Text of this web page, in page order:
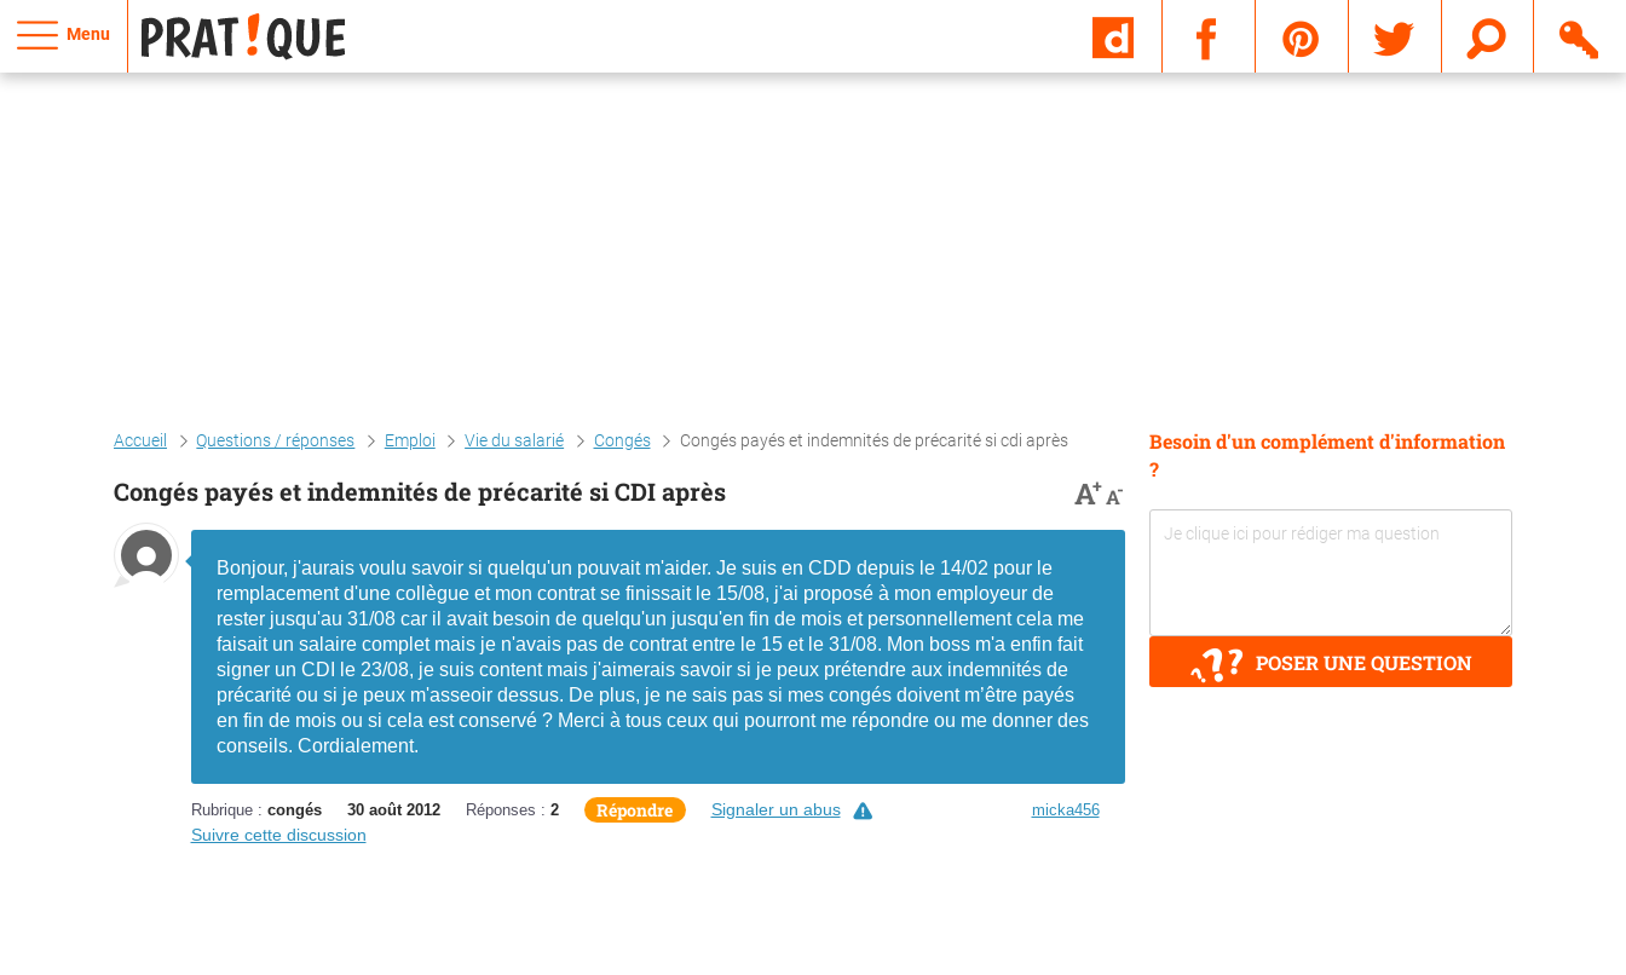
Menu
Accueil Questions / réponses Emploi Vie du salarié Congés Congés payés et indemnités de précarité si cdi après
Congés payés et indemnités de précarité si CDI après A+A-
Bonjour, j'aurais voulu savoir si quelqu'un pouvait m'aider. Je suis en CDD depuis le 14/02 pour le
remplacement d'une collègue et mon contrat se finissait le 15/08, j'ai proposé à mon employeur de
rester jusqu'au 31/08 car il avait besoin de quelqu'un jusqu'en fin de mois et personnellement cela me
faisait un salaire complet mais je n'avais pas de contrat entre le 15 et le 31/08. Mon boss m'a enfin fait
signer un CDI le 23/08, je suis content mais j'aimerais savoir si je peux prétendre aux indemnités de
précarité ou si je peux m'asseoir dessus. De plus, je ne sais pas si mes congés doivent m’être payés
en fin de mois ou si cela est conservé ? Merci à tous ceux qui pourront me répondre ou me donner des
conseils. Cordialement.
Rubrique : congés 30 août 2012 Réponses : 2 Répondre micka456
Signaler un abus
Suivre cette discussion
Besoin d'un complément d'information
?
POSER UNE QUESTION